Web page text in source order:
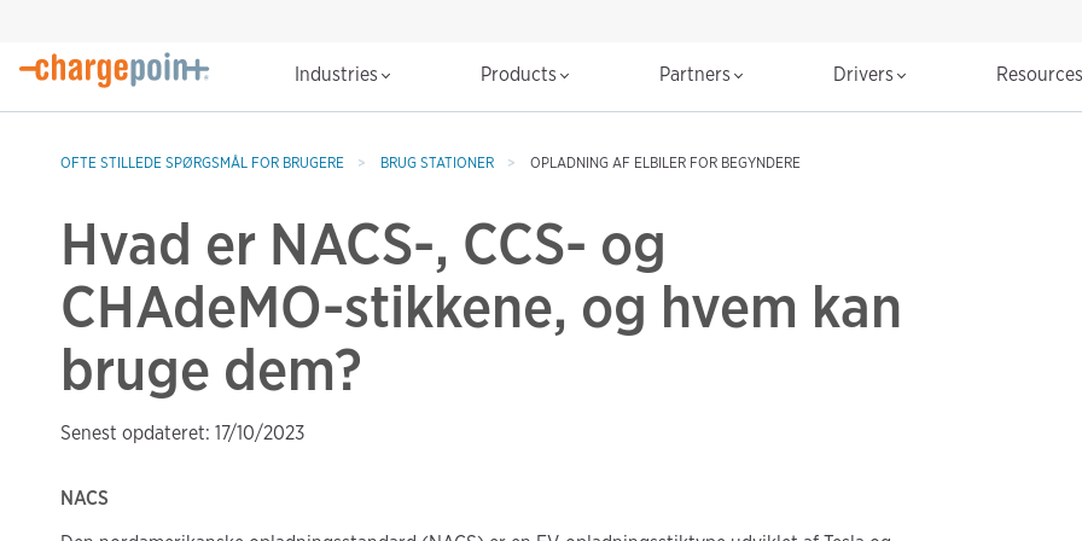
Industries Products Partners Drivers
OFTE STILLEDE SPØRGSMÅL FOR BRUGERE BRUG STATIONER OPLADNING AF ELBILER FOR BEGYNDERE
Hvad er NACS-, CCS- og
CHAdeMO-stikkene, og hvem kan
bruge dem?
Senest opdateret: 17/10/2023
NACS